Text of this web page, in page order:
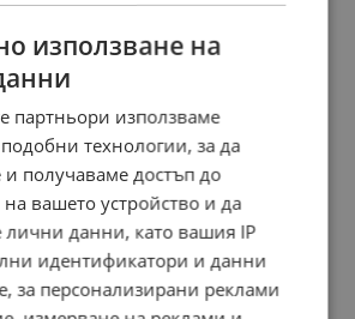
наука?
активно търси инвестиции и
нямат дори прототип на работещ
използване на
партньори използваме
технологии, за да
и получаваме достъп до
вашето устройство и да
лични данни, като вашия IP
идентификатори и данни
за персонализирани реклами